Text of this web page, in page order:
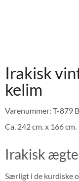
Irakisk
kelim
Varenummer: T-879
Ca. 242 cm. x 166 cm.
Irakisk
Særligt i de kurdiske